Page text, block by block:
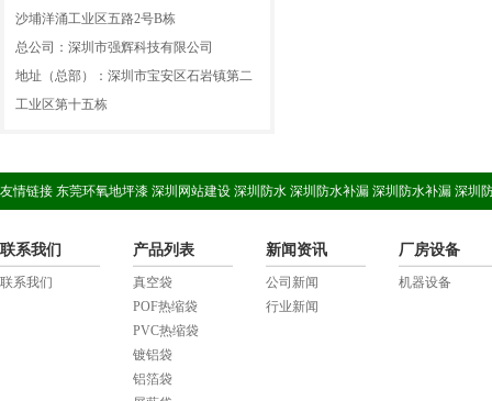
沙埔洋涌工业区五路2号B栋
总公司：深圳市强辉科技有限公司
地址（总部）：深圳市宝安区石岩镇第二
工业区第十五栋
友情链接 东莞环氧地坪漆 深圳网站建设 深圳防水 深圳防水补漏 深圳防水补漏 深圳
联系我们
联系我们
产品列表
真空袋
POF热缩袋
PVC热缩袋
镀铝袋
铝箔袋
新闻资讯
公司新闻
行业新闻
厂房设备
机器设备